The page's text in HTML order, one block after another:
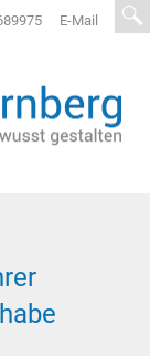
E-Mail